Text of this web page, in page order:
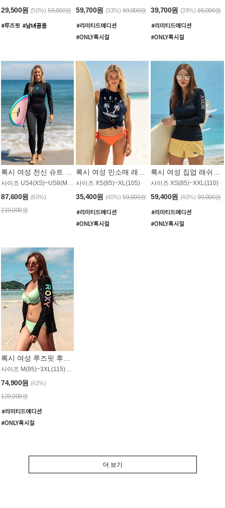
29,500원 (50%) 59,000원 59,700원 (33%) 89,000원 39,700원 (39%) 65,000원
87,600원 (60%)
219,000원
사이즈 XS(85)~XL(105)
35,400원 (40%) 59,000원
사이즈 XS(85)~XXL(110)
59,400원 (40%) 99,000원
록시 여성 루즈핏 후드 래쉬가드 WT900BRX
사이즈 M(95)~3XL(115) / 롱기장 타입
74,900원 (42%)
129,000원
더 보기